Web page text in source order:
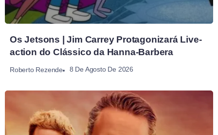
Os Jetsons | Jim Carrey Protagonizará Live-
action do Clássico da Hanna-Barbera
Roberto Rezende 8 De Agosto De 2026